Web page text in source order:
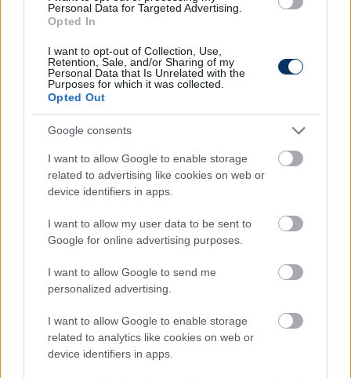
Personal Data for Targeted Advertising.
Opted In
I want to opt-out of Collection, Use,
Retention, Sale, and/or Sharing of my
Personal Data that Is Unrelated with the
Purposes for which it was collected.
Opted Out
Google consents
I want to allow Google to enable storage
related to advertising like cookies on web or
device identifiers in apps.
I want to allow my user data to be sent to
Google for online advertising purposes.
I want to allow Google to send me
personalized advertising.
I want to allow Google to enable storage
related to analytics like cookies on web or
device identifiers in apps.
viszonylag hamar szétválasztottak minket. Az
öltözőbe menet még utánam jött, hogy
megbeszéljük a dolgokat, de azt akkor
elutasítottam. Majd utána később felhívott, és
elnézést kért, sikerült mindent megbeszélnünk.
Nagyon erősnek gondolom a hároméves eltiltást és
a rendőrségi feljelentést, hiszen nem történt komoly
verekedés. Szeretném folytatni a pályafutásomat,
biztosan nem hagyom így abba a labdarúgást,
addig is külön edzéseket végzek- mondta a
portálnak Lólé Ferenc.
A napokban egy másik balhérólis beszámoltunk
magyar labdarúgás berkein belül: tömegverekedés
miatt félbeszakadt Dunaújvárosban a DLSZ
Alapszakasz Diablo Csoport 2. fordulójában
megrendezett Szöglet FC–Testvérek találkozó, amit
követően a Testvérek csapatából 12 játékost öt (!),
egy edzőt pedig hat (!) évre tiltottak el minden
labdarúgóként végzett tevékenységtől.